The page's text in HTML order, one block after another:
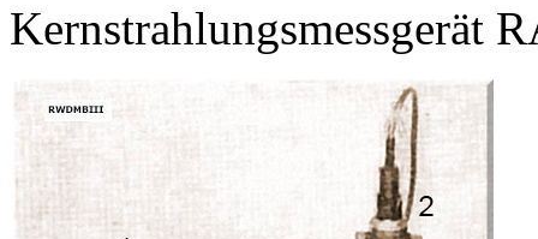
Kernstrahlungsmessgerät